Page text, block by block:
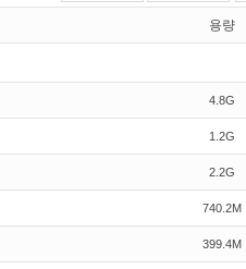
용량
4.8G
1.2G
2.2G
740.2M
399.4M